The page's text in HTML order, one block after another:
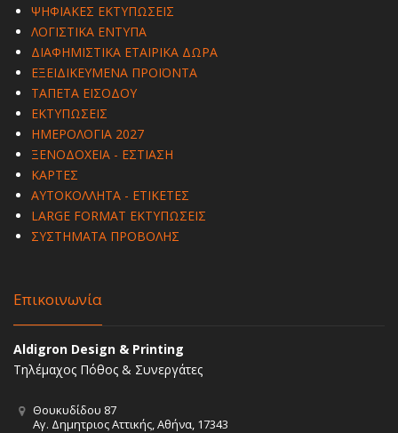
ΨΗΦΙΑΚΕΣ ΕΚΤΥΠΩΣΕΙΣ
ΛΟΓΙΣΤΙΚΑ ΕΝΤΥΠΑ
ΔΙΑΦΗΜΙΣΤΙΚΑ ΕΤΑΙΡΙΚΑ ΔΩΡΑ
ΕΞΕΙΔΙΚΕΥΜΕΝΑ ΠΡΟΪΟΝΤΑ
ΤΑΠΕΤΑ ΕΙΣΟΔΟΥ
ΕΚΤΥΠΩΣΕΙΣ
ΗΜΕΡΟΛΟΓΙΑ 2027
ΞΕΝΟΔΟΧΕΙΑ - ΕΣΤΙΑΣΗ
ΚΑΡΤΕΣ
ΑΥΤΟΚΟΛΛΗΤΑ - ΕΤΙΚΕΤΕΣ
LARGE FORMAT ΕΚΤΥΠΩΣΕΙΣ
ΣΥΣΤΗΜΑΤΑ ΠΡΟΒΟΛΗΣ
Επικοινωνία
Aldigron Design & Printing
Τηλέμαχος Πόθος & Συνεργάτες
Θουκυδίδου 87
Αγ. Δημητριος Αττικής, Αθήνα, 17343